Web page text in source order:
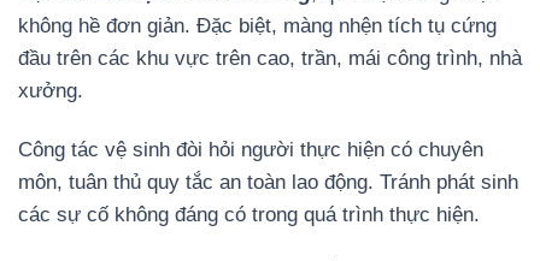
không hề đơn giản. Đặc biệt, màng nhện tích tụ cứng
đầu trên các khu vực trên cao, trần, mái công trình, nhà
xưởng.
Công tác vệ sinh đòi hỏi người thực hiện có chuyên
môn, tuân thủ quy tắc an toàn lao động. Tránh phát sinh
các sự cố không đáng có trong quá trình thực hiện.